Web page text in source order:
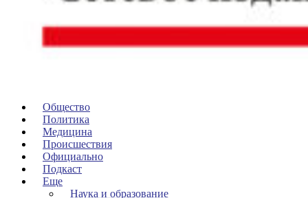
Общество
Политика
Медицина
Происшествия
Официально
Подкаст
Еще
Наука и образование